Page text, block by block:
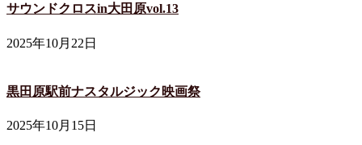
サウンドクロスin大田原vol.13
2025年10月22日
黒田原駅前ナスタルジック映画祭
2025年10月15日